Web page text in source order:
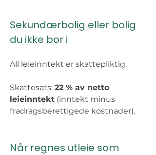
Sekundærbolig eller bolig
du ikke bor i
All leieinntekt er skattepliktig.
Skattesats: 22 % av netto
leieinntekt (inntekt minus
fradragsberettigede kostnader).
Når regnes utleie som